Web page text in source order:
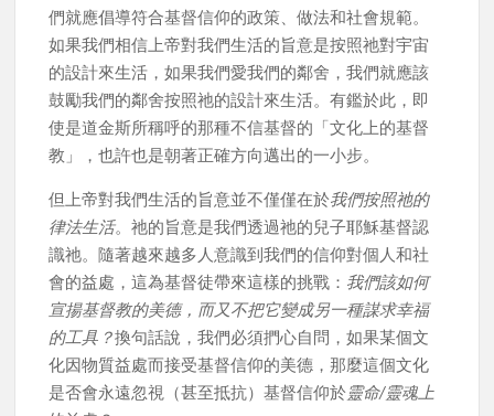
們就應倡導符合基督信仰的政策、做法和社會規範。
如果我們相信上帝對我們生活的旨意是按照祂對宇宙
的設計來生活，如果我們愛我們的鄰舍，我們就應該
鼓勵我們的鄰舍按照祂的設計來生活。有鑑於此，即
使是道金斯所稱呼的那種不信基督的「文化上的基督
教」，也許也是朝著正確方向邁出的一小步。
但上帝對我們生活的旨意並不僅僅在於我們按照祂的
律法生活。祂的旨意是我們透過祂的兒子耶穌基督認
識祂。隨著越來越多人意識到我們的信仰對個人和社
會的益處，這為基督徒帶來這樣的挑戰： 我們該如何
宣揚基督教的美德，而又不把它變成另一種謀求幸福
的工具？換句話說，我們必須捫心自問，如果某個文
化因物質益處而接受基督信仰的美德，那麼這個文化
是否會永遠忽視（甚至抵抗）基督信仰於靈命/靈魂上